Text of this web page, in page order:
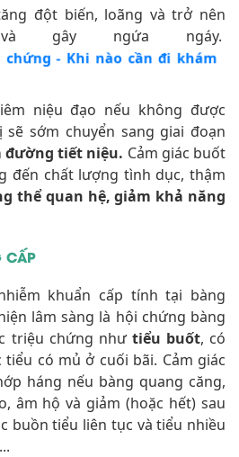
đột biến, loãng và trở nên
gây ngứa ngáy.
chứng - Khi nào cần đi khám
niệu đạo nếu không được
sớm chuyển sang giai đoạn
đường tiết niệu. Cảm giác buốt
đến chất lượng tình dục, thậm
thể quan hệ, giảm khả năng
CẤP
khuẩn cấp tính tại bàng
lâm sàng là hội chứng bàng
triệu chứng như tiểu buốt, có
có mủ ở cuối bãi. Cảm giác
háng nếu bàng quang căng,
âm hộ và giảm (hoặc hết) sau
buồn tiểu liên tục và tiểu nhiều